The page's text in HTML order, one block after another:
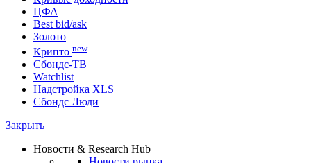
Портфель
Консенсусы
Поиск облигаций (ИИ)
Кривые доходности
ЦФА
Best bid/ask
Золото
Крипто new
Watchlist
Сбондс Люди